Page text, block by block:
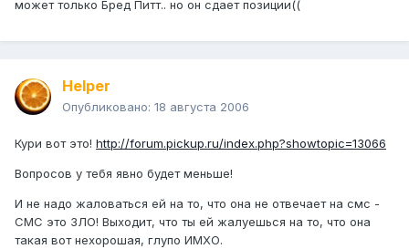
может только Бред Питт.. но он сдает позиции((
Helper
Опубликовано: 18 августа 2006
Кури вот это! http://forum.pickup.ru/index.php?showtopic=13066
Вопросов у тебя явно будет меньше!
И не надо жаловаться ей на то, что она не отвечает на смс -
СМС это ЗЛО! Выходит, что ты ей жалуешься на то, что она
такая вот нехорошая, глупо ИМХО.